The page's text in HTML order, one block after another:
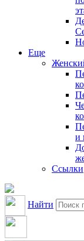
Еще
и
Ссылки
Найти